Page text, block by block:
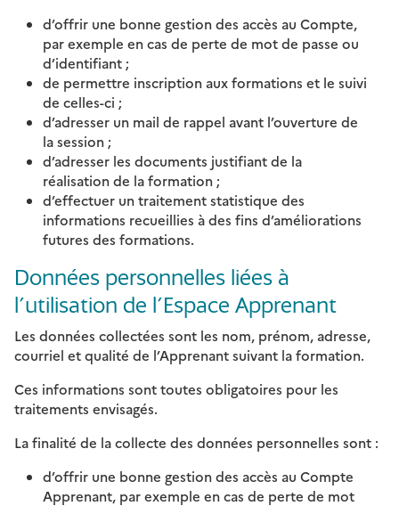
d’offrir une bonne gestion des accès au Compte,
par exemple en cas de perte de mot de passe ou
d’identifiant ;
de permettre inscription aux formations et le suivi
de celles-ci ;
d’adresser un mail de rappel avant l’ouverture de
la session ;
d’adresser les documents justifiant de la
réalisation de la formation ;
d’effectuer un traitement statistique des
informations recueillies à des fins d’améliorations
futures des formations.
Données personnelles liées à
l’utilisation de l’Espace Apprenant
Les données collectées sont les nom, prénom, adresse,
courriel et qualité de l’Apprenant suivant la formation.
Ces informations sont toutes obligatoires pour les
traitements envisagés.
La finalité de la collecte des données personnelles sont :
d’offrir une bonne gestion des accès au Compte
Apprenant, par exemple en cas de perte de mot